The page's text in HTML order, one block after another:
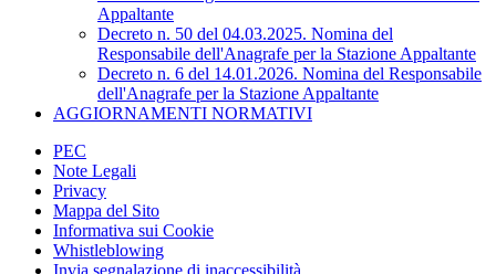
Appaltante
Decreto n. 50 del 04.03.2025. Nomina del
Responsabile dell'Anagrafe per la Stazione Appaltante
Decreto n. 6 del 14.01.2026. Nomina del Responsabile
dell'Anagrafe per la Stazione Appaltante
AGGIORNAMENTI NORMATIVI
PEC
Note Legali
Privacy
Mappa del Sito
Informativa sui Cookie
Whistleblowing
Invia segnalazione di inaccessibilità